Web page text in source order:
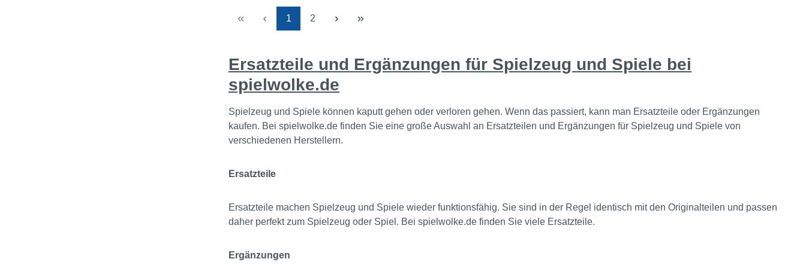
25,5 cmAb 3 Jahre unter Aufsicht
Seite
1 Seite
2
Ersatzteile und Ergänzungen für Spielzeug und Spiele bei
spielwolke.de
Spielzeug und Spiele können kaputt gehen oder verloren gehen. Wenn das passiert, kann man Ersatzteile oder Ergänzungen
kaufen. Bei spielwolke.de finden Sie eine große Auswahl an Ersatzteilen und Ergänzungen für Spielzeug und Spiele von
verschiedenen Herstellern.
Ersatzteile
Ersatzteile machen Spielzeug und Spiele wieder funktionsfähig. Sie sind in der Regel identisch mit den Originalteilen und passen
daher perfekt zum Spielzeug oder Spiel. Bei spielwolke.de finden Sie viele Ersatzteile.
Ergänzungen